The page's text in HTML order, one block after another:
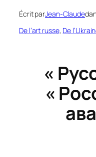
Écrit parJean-Claude
De l’art russe, De
«
«